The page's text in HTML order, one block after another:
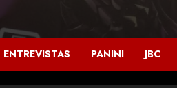
ENTREVISTAS PANINI JBC